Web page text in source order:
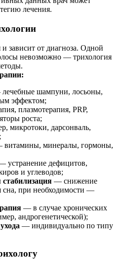
лечения.
и зависит от диагноза. Одной
невозможно — трихология
шампуни, лосьоны,
эффектом;
плазмотерапия, PRP,
роста;
микротоки, дарсонваль,
минералы, гормоны,
устранение дефицитов,
и углеводов;
— снижение
сна, при необходимости —
— в случае хронических
андрогенетической);
— индивидуально по типу